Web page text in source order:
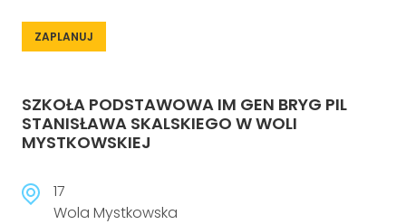
ZAPLANUJ
SZKOŁA PODSTAWOWA IM GEN BRYG PIL
STANISŁAWA SKALSKIEGO W WOLI
MYSTKOWSKIEJ
17
Wola Mystkowska